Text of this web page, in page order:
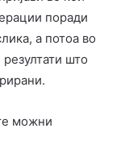
поради
а потоа во
што
можни